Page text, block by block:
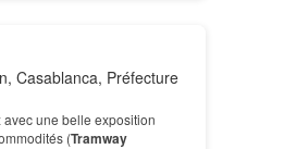
Casablanca, Préfecture
une belle exposition
(Tramway